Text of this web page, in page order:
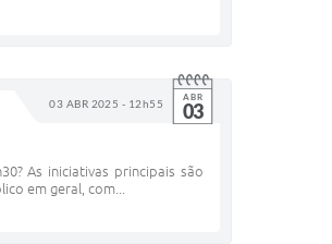
03 ABR 2025 - 12h55 ABR
03
As iniciativas principais são
em geral, com...